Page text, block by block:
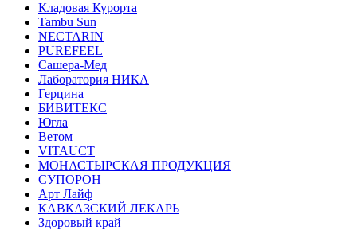
Кладовая Курорта
Tambu Sun
NECTARIN
PUREFEEL
Сашера-Мед
Лаборатория НИКА
Герцина
БИВИТЕКС
Югла
Ветом
VITAUCT
МОНАСТЫРСКАЯ ПРОДУКЦИЯ
СУПОРОН
Арт Лайф
КАВКАЗСКИЙ ЛЕКАРЬ
Здоровый край